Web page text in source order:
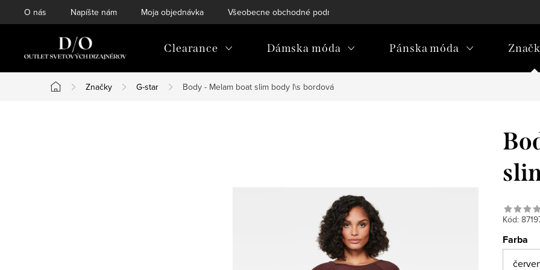
na
O nás Napíšte nám Moja objednávka Všeobecne obchodné podmienky
Clearance Dámska móda Pánska móda
Domov
Značky G-star Body - Melam boat slim body l\s bordová
Kód:
Farba